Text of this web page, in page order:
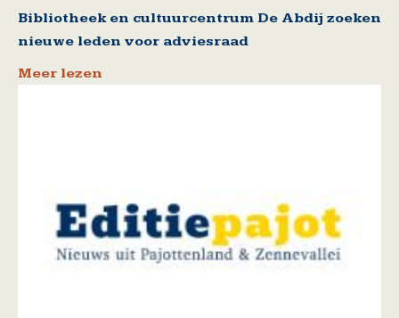
Bibliotheek en cultuurcentrum De Abdij zoeken
nieuwe leden voor adviesraad
Meer lezen